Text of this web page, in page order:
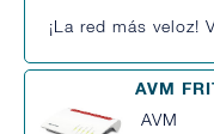
¡La red más
AVM
AVM